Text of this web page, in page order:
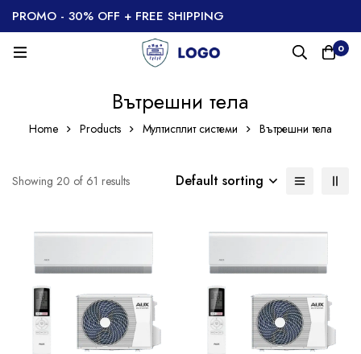
PROMO - 30% OFF + FREE SHIPPING
0
Вътрешни тела
Home Products Мултисплит системи Вътрешни тела
Showing 20 of 61 results Default sorting